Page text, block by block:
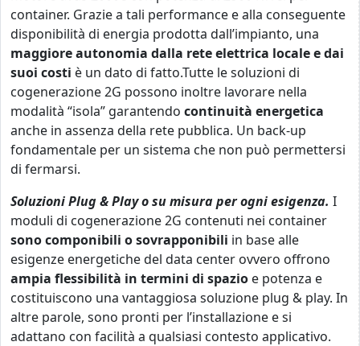
container. Grazie a tali performance e alla conseguente
disponibilità di energia prodotta dall’impianto, una
maggiore autonomia dalla rete elettrica locale e dai
suoi costi è un dato di fatto.Tutte le soluzioni di
cogenerazione 2G possono inoltre lavorare nella
modalità “isola” garantendo continuità energetica
anche in assenza della rete pubblica. Un back-up
fondamentale per un sistema che non può permettersi
di fermarsi.
Soluzioni Plug & Play o su misura per ogni esigenza. I
moduli di cogenerazione 2G contenuti nei container
sono componibili o sovrapponibili in base alle
esigenze energetiche del data center ovvero offrono
ampia flessibilità in termini di spazio e potenza e
costituiscono una vantaggiosa soluzione plug & play. In
altre parole, sono pronti per l’installazione e si
adattano con facilità a qualsiasi contesto applicativo.